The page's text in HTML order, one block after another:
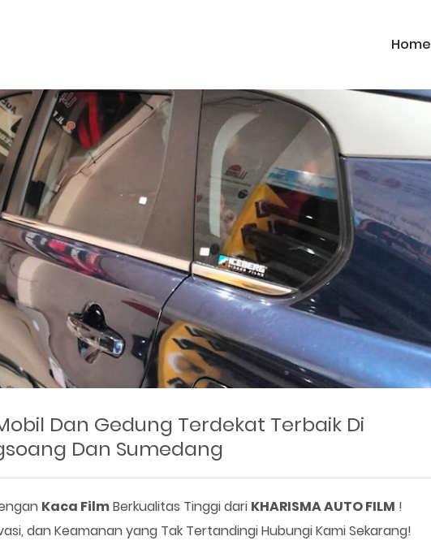
Home
Dan Gedung Terdekat Terbaik Di
Dan Sumedang
Kaca FilmBerkualitas Tinggi dari KHARISMA AUTO FILM !
dan Keamanan yang Tak Tertandingi Hubungi Kami Sekarang!